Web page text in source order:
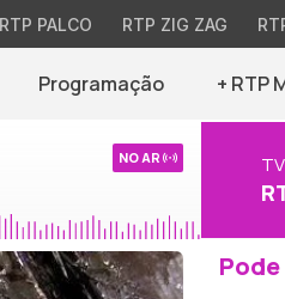
RTP PALCO RTP ZIG ZAG
Programação + RTP
NO AR TV